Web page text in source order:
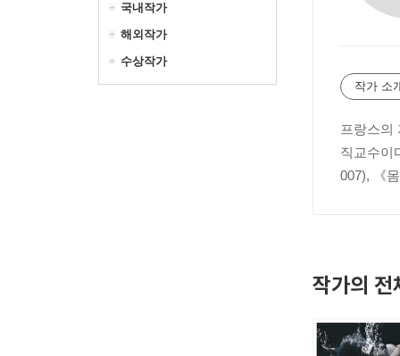
국내작가
해외작가
수상작가
작가 소
프랑스의
직교수이
007), 《
작가의 전